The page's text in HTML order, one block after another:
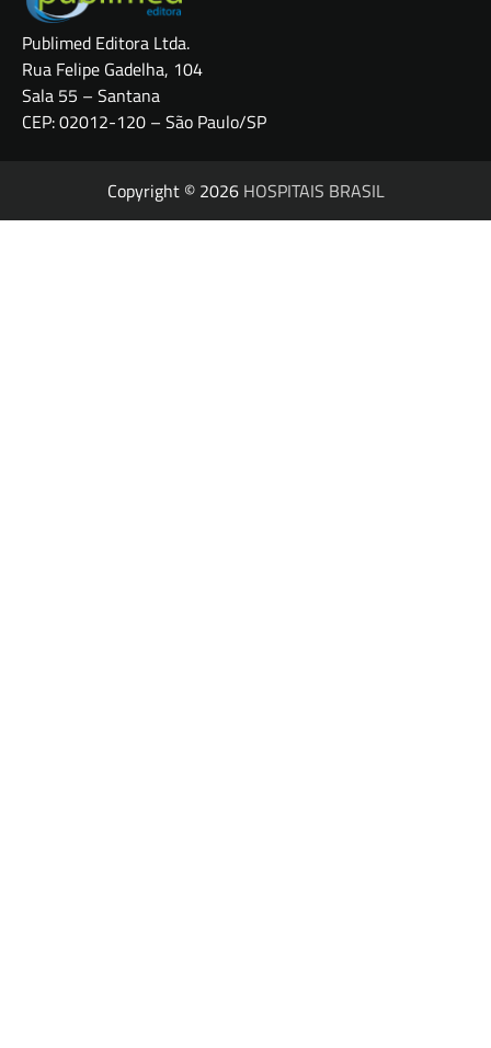
Publimed Editora Ltda.
Rua Felipe Gadelha, 104
Sala 55 – Santana
CEP: 02012-120 – São Paulo/SP
Copyright © 2026 HOSPITAIS BRASIL